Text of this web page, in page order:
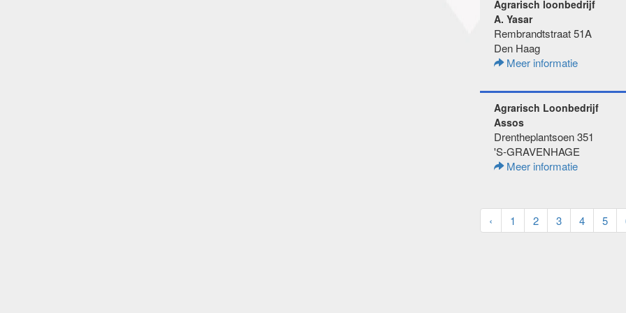
Agrarisch loonbedrijf
A. Yasar
Rembrandtstraat 51A
Den Haag
Meer informatie
Agrarisch Loonbedrijf
Assos
Drentheplantsoen 351
'S-GRAVENHAGE
Meer informatie
‹ 1 2 3 4 5